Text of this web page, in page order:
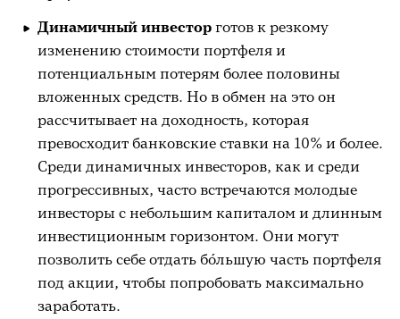
Динамичный инвестор готов к резкому
изменению стоимости портфеля и
потенциальным потерям более половины
вложенных средств. Но в обмен на это он
рассчитывает на доходность, которая
превосходит банковские ставки на 10% и более.
Среди динамичных инвесторов, как и среди
прогрессивных, часто встречаются молодые
инвесторы с небольшим капиталом и длинным
инвестиционным горизонтом. Они могут
позволить себе отдать бо́льшую часть портфеля
под акции, чтобы попробовать максимально
заработать.